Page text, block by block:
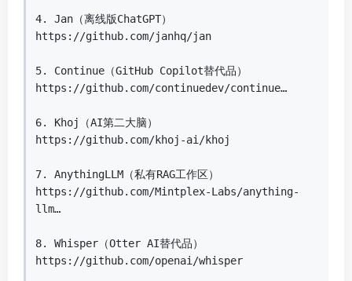
4. Jan（离线版ChatGPT）
https://github.com/janhq/jan
5. Continue（GitHub Copilot替代品）
https://github.com/continuedev/continue…
6. Khoj（AI第二大脑）
https://github.com/khoj-ai/khoj
7. AnythingLLM（私有RAG工作区）
https://github.com/Mintplex-Labs/anything-
llm…
8. Whisper（Otter AI替代品）
https://github.com/openai/whisper